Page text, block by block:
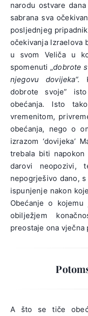
narodu ostvare
sabrana sva
posljednjeg
očekivanja Izraelova
u svom Veliča u
spomenuti „dobrote
njegovu dovijeka“.
dobrote svoje”
obećanja. Isto
vremenitom,
obećanja, nego o
izrazom ‘dovijeka’
trebala biti
darovi neopozivi,
nepogrješivo dano,
ispunjenje nakon
Obećanje o
obilježjem
preostaje ona vječna
A što se tiče